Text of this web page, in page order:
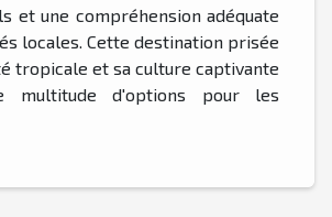
et une compréhension adéquate
locales. Cette destination prisée
tropicale et sa culture captivante
multitude d'options pour les